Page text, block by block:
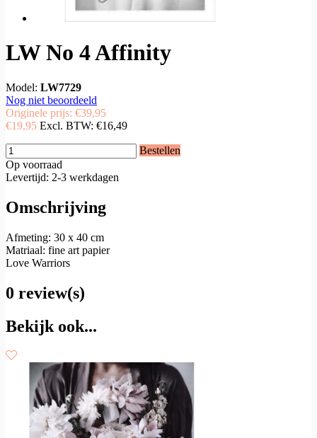
LW No 4 Affinity
Model: LW7729
Nog niet beoordeeld
Originele prijs: €39,95
€19,95 Excl. BTW: €16,49
Bestellen
Op voorraad
Levertijd: 2-3 werkdagen
Omschrijving
Afmeting: 30 x 40 cm
Matriaal: fine art papier
Love Warriors
0 review(s)
Bekijk ook...